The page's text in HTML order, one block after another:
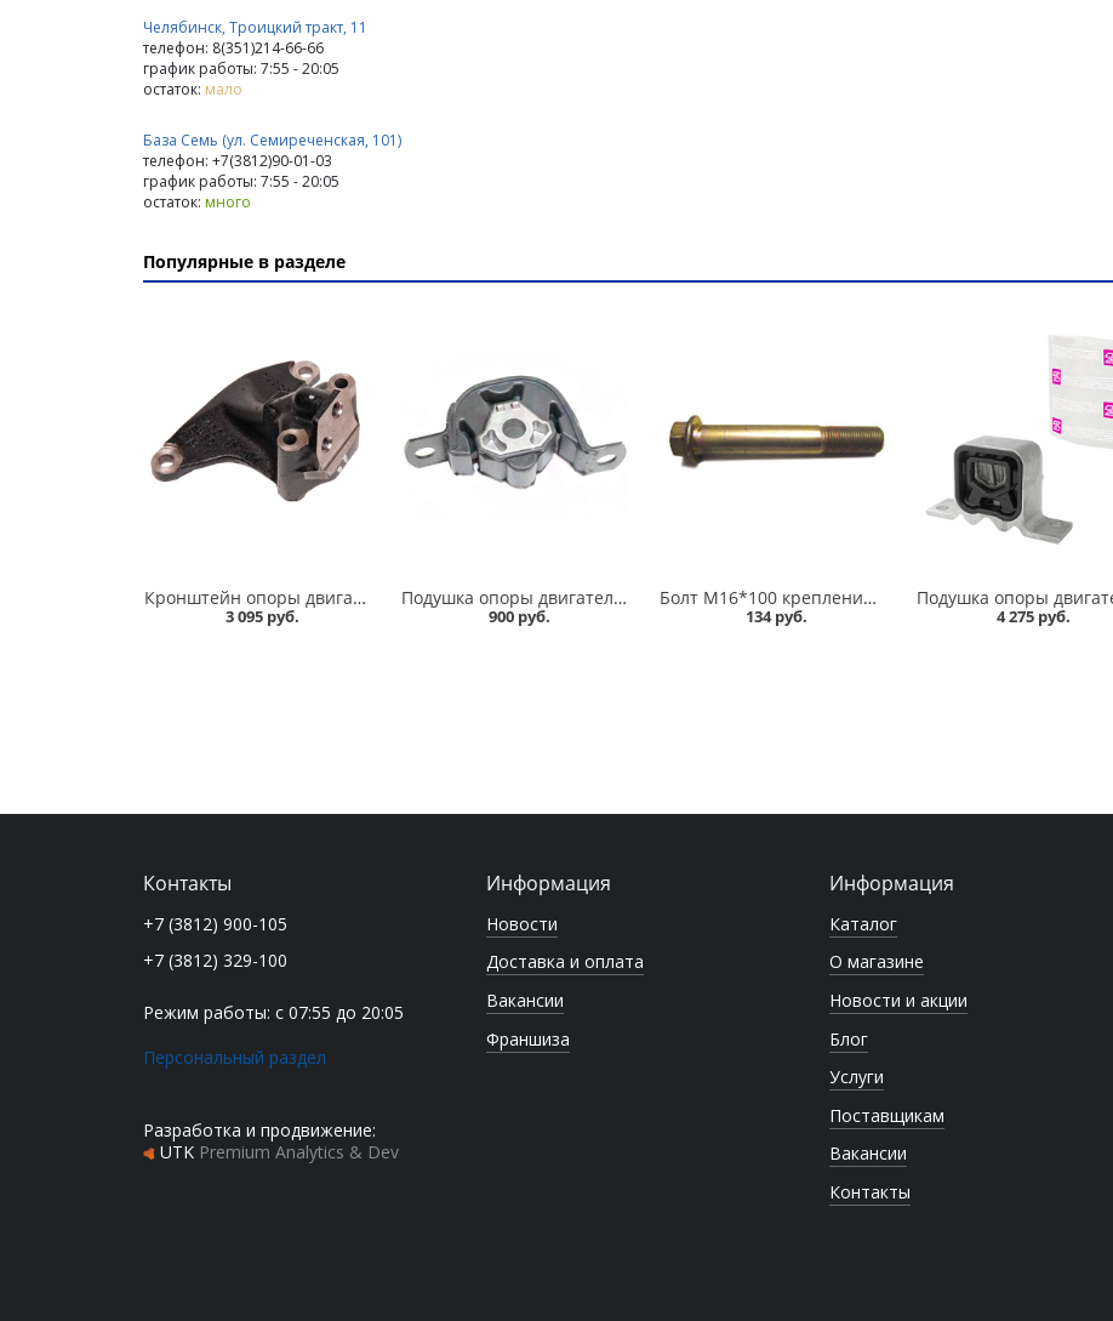
Челябинск, Троицкий тракт, 11
телефон: 8(351)214-66-66
график работы: 7:55 - 20:05
остаток: мало
База Семь (ул. Семиреченская, 101)
телефон: +7(3812)90-01-03
график работы: 7:55 - 20:05
остаток: много
Популярные в разделе
Кронштейн опоры двигателя 2180 Vesta, X-Ray дв. 21129,21179 правый, VIS в Омске
3 095 руб.
Подушка опоры двигателя задняя 1118, 2190, 2190 FL с МКПП+АКПП Балаково в Омске
900 руб.
Болт М16*100 крепления задней опоры двигателя 2110-12 в Омске
134 руб. 4 275 руб.
Информация
Новости
Доставка и оплата
Вакансии
Франшиза
Информация
Каталог
О магазине
Новости и акции
Блог
Услуги
Поставщикам
Вакансии
Контакты
Контакты
+7 (3812) 900-105
+7 (3812) 329-100
Режим работы: с 07:55 до 20:05
Персональный раздел
Разработка и продвижение:
UTK Premium Analytics & Dev